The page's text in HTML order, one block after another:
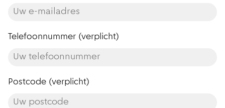
Telefoonnummer (verplicht)
Postcode (verplicht)